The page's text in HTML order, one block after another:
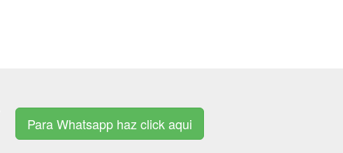
Para Whatsapp haz click aqui